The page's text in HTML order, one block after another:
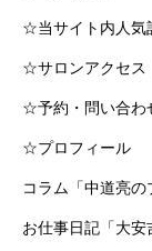
☆当サイト内人気
☆サロンアクセス
☆予約・問い合わ
☆プロフィール
コラム「中道亮
お仕事日記「大